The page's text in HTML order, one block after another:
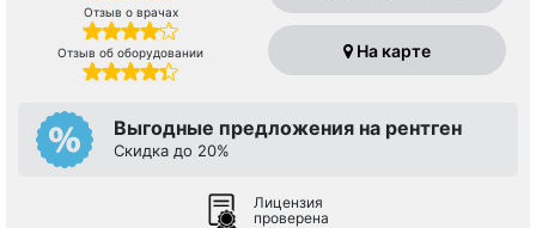
Отзыв о врачах
Отзыв об оборудовании На карте
Выгодные предложения на рентген
Скидка до 20%
Лицензия
проверена